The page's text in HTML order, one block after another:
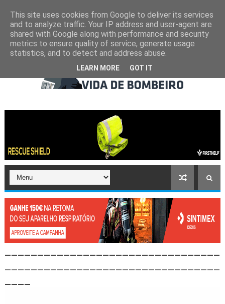
This site uses cookies from Google to deliver its services
and to analyze traffic. Your IP address and user-agent are
shared with Google along with performance and security
metrics to ensure quality of service, generate usage
statistics, and to detect and address abuse.
LEARN MORE GOT IT